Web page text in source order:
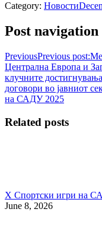
Category: Новости
Post navigation
PreviousPrevious post:
Централна Европа и
клучните
договори во јавниот
на САДУ 2025
Related posts
X Спортски игри на
June 8, 2026